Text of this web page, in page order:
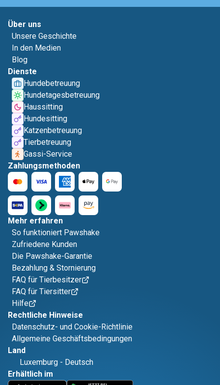
Über uns
Unsere Geschichte
In den Medien
Blog
Dienste
Hundebetreuung
Hundetagesbetreuung
Haussitting
Hundesitting
Katzenbetreuung
Tierbetreuung
Gassi-Service
Zahlungsmethoden
Mehr erfahren
So funktioniert Pawshake
Zufriedene Kunden
Die Pawshake-Garantie
Bezahlung & Stornierung
FAQ für Tierbesitzer
FAQ für Tiersitter
Hilfe
Rechtliche Hinweise
Datenschutz- und Cookie-Richtlinie
Allgemeine Geschäftsbedingungen
Land
Luxemburg - Deutsch
Erhältlich im